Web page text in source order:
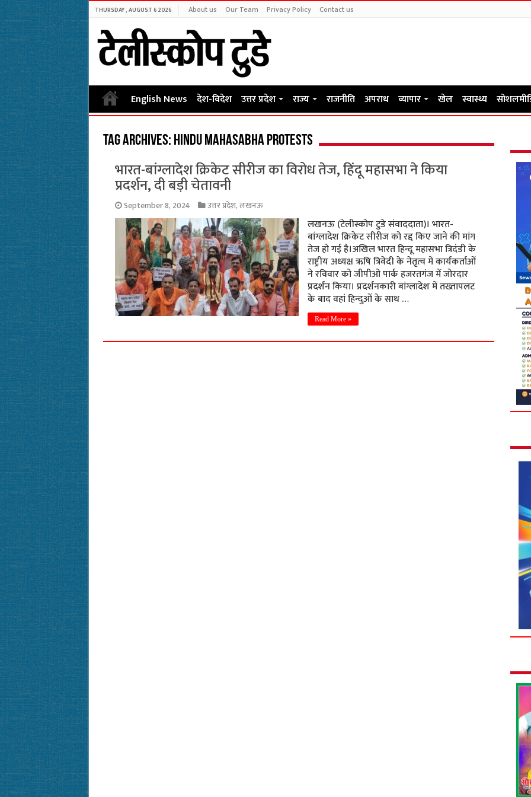
THURSDAY , AUGUST 6 2026 About us Our Team Privacy Policy Contact us
English News देश-विदेश उत्तर प्रदेश राज्य राजनीति अपराध व्यापार खेल स्वास्थ्य
Tag Archives: Hindu Mahasabha protests
भारत-बांग्लादेश क्रिकेट सीरीज का विरोध तेज, हिंदू महासभा ने किया
प्रदर्शन, दी बड़ी चेतावनी
September 8, 2024 उत्तर प्रदेश,लखनऊ
लखनऊ (टेलीस्कोप टुडे संवाददाता)। भारत-
बांग्लादेश क्रिकेट सीरीज को रद्द किए जाने की मांग
तेज हो गई है।अखिल भारत हिन्दू महासभा त्रिदंडी के
राष्ट्रीय अध्यक्ष ऋषि त्रिवेदी के नेतृत्व में कार्यकर्ताओं
ने रविवार को जीपीओ पार्क हजरतगंज में जोरदार
प्रदर्शन किया। प्रदर्शनकारी बांग्लादेश में तख्तापलट
के बाद वहां हिन्दुओं के साथ …
Read More »